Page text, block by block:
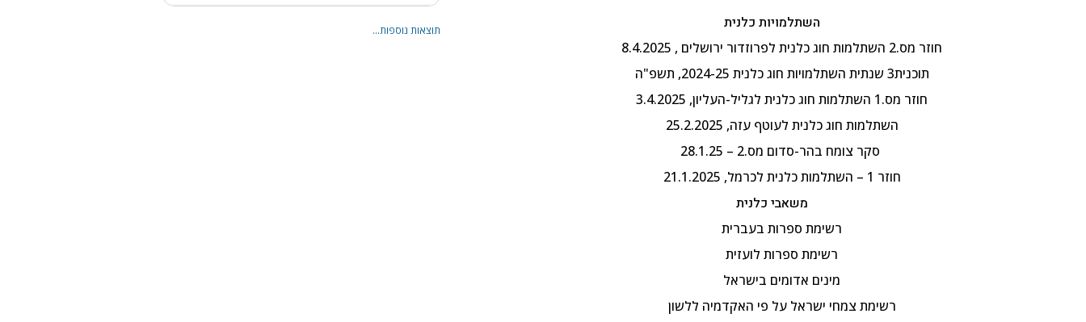
השתלמויות כלנית
חוזר מס.2 השתלמות חוג כלנית לפרוזדור ירושלים , 8.4.2025
תוכנית3 שנתית השתלמויות חוג כלנית 2024-25, תשפ"ה
חוזר מס.1 השתלמות חוג כלנית לגליל-העליון, 3.4.2025
השתלמות חוג כלנית לעוטף עזה, 25.2.2025
סקר צומח בהר-סדום מס.2 – 28.1.25
חוזר 1 – השתלמות כלנית לכרמל, 21.1.2025
משאבי כלנית
רשימת ספרות בעברית
רשימת ספרות לועזית
מינים אדומים בישראל
רשימת צמחי ישראל על פי האקדמיה ללשון
תוצאות נוספות...